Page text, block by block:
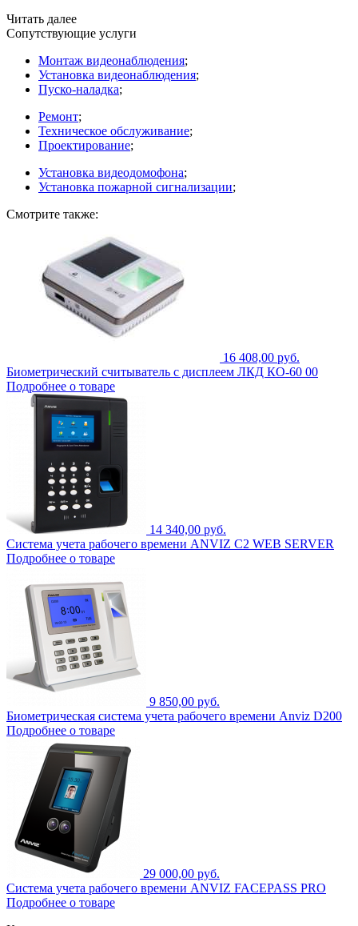
Читать далее
Сопутствующие услуги
Монтаж видеонаблюдения;
Установка видеонаблюдения;
Пуско-наладка;
Ремонт;
Техническое обслуживание;
Проектирование;
Установка видеодомофона;
Установка пожарной сигнализации;
Смотрите также:
16 408,00 руб.
Биометрический считыватель с дисплеем ЛКД КO-60 00
Подробнее о товаре
14 340,00 руб.
Система учета рабочего времени ANVIZ C2 WEB SERVER
Подробнее о товаре
9 850,00 руб.
Биометрическая система учета рабочего времени Anviz D200
Подробнее о товаре
29 000,00 руб.
Система учета рабочего времени ANVIZ FACEPASS PRO
Подробнее о товаре